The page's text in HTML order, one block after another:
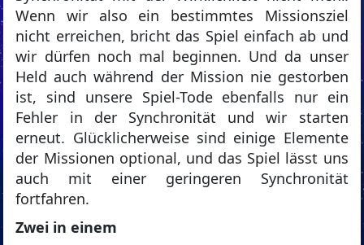
Wenn wir also ein bestimmtes Missionsziel
nicht erreichen, bricht das Spiel einfach ab und
wir dürfen noch mal beginnen. Und da unser
Held auch während der Mission nie gestorben
ist, sind unsere Spiel-Tode ebenfalls nur ein
Fehler in der Synchronität und wir starten
erneut. Glücklicherweise sind einige Elemente
der Missionen optional, und das Spiel lässt uns
auch mit einer geringeren Synchronität
fortfahren.
Zwei in einem